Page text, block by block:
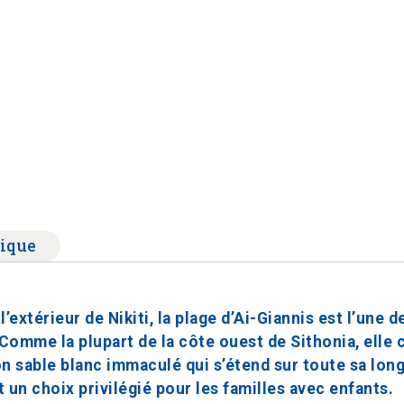
de Nikiti, la plage d’Ai-Giannis est l’une
la plupart de la côte ouest de Sithonia, elle
blanc immaculé qui s’étend sur toute sa
choix privilégié pour les familles avec enfants.